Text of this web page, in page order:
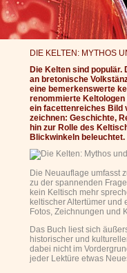
DIE KELTEN: MYTHOS
Die Kelten sind populär.
an bretonische
eine bemerkenswerte
renommierte
ein facettenreiches Bild
zeichnen: Geschichte,
hin zur Rolle des
Blickwinkeln beleuchtet.
Die Neuauflage umfasst
zu der spannenden
kein Keltisch mehr
keltischer Altertümer
Fotos, Zeichnungen und
Das Buch liest sich
historischer und
dabei nicht im
jeder Lektüre etwas